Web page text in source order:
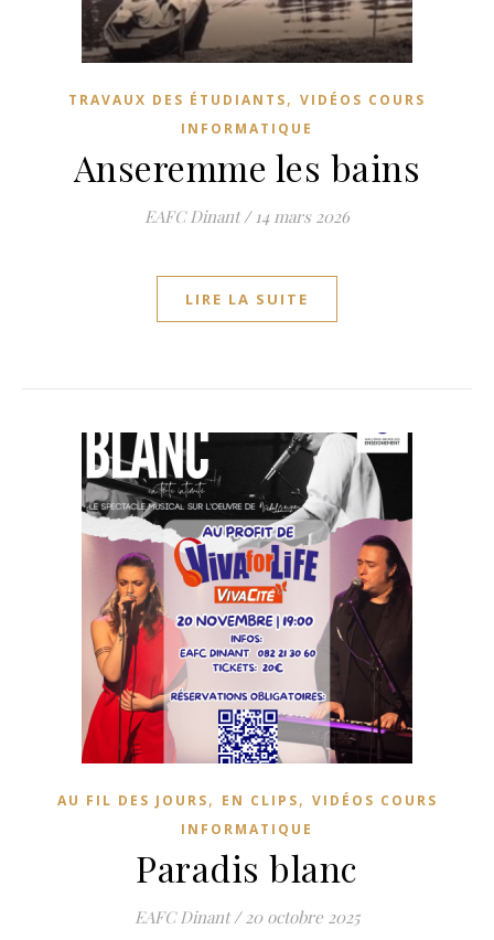
TRAVAUX DES ÉTUDIANTS, VIDÉOS COURS
INFORMATIQUE
Anseremme les bains
EAFC Dinant / 14 mars 2026
LIRE LA SUITE
AU FIL DES JOURS, EN CLIPS, VIDÉOS COURS
INFORMATIQUE
Paradis blanc
EAFC Dinant / 20 octobre 2025